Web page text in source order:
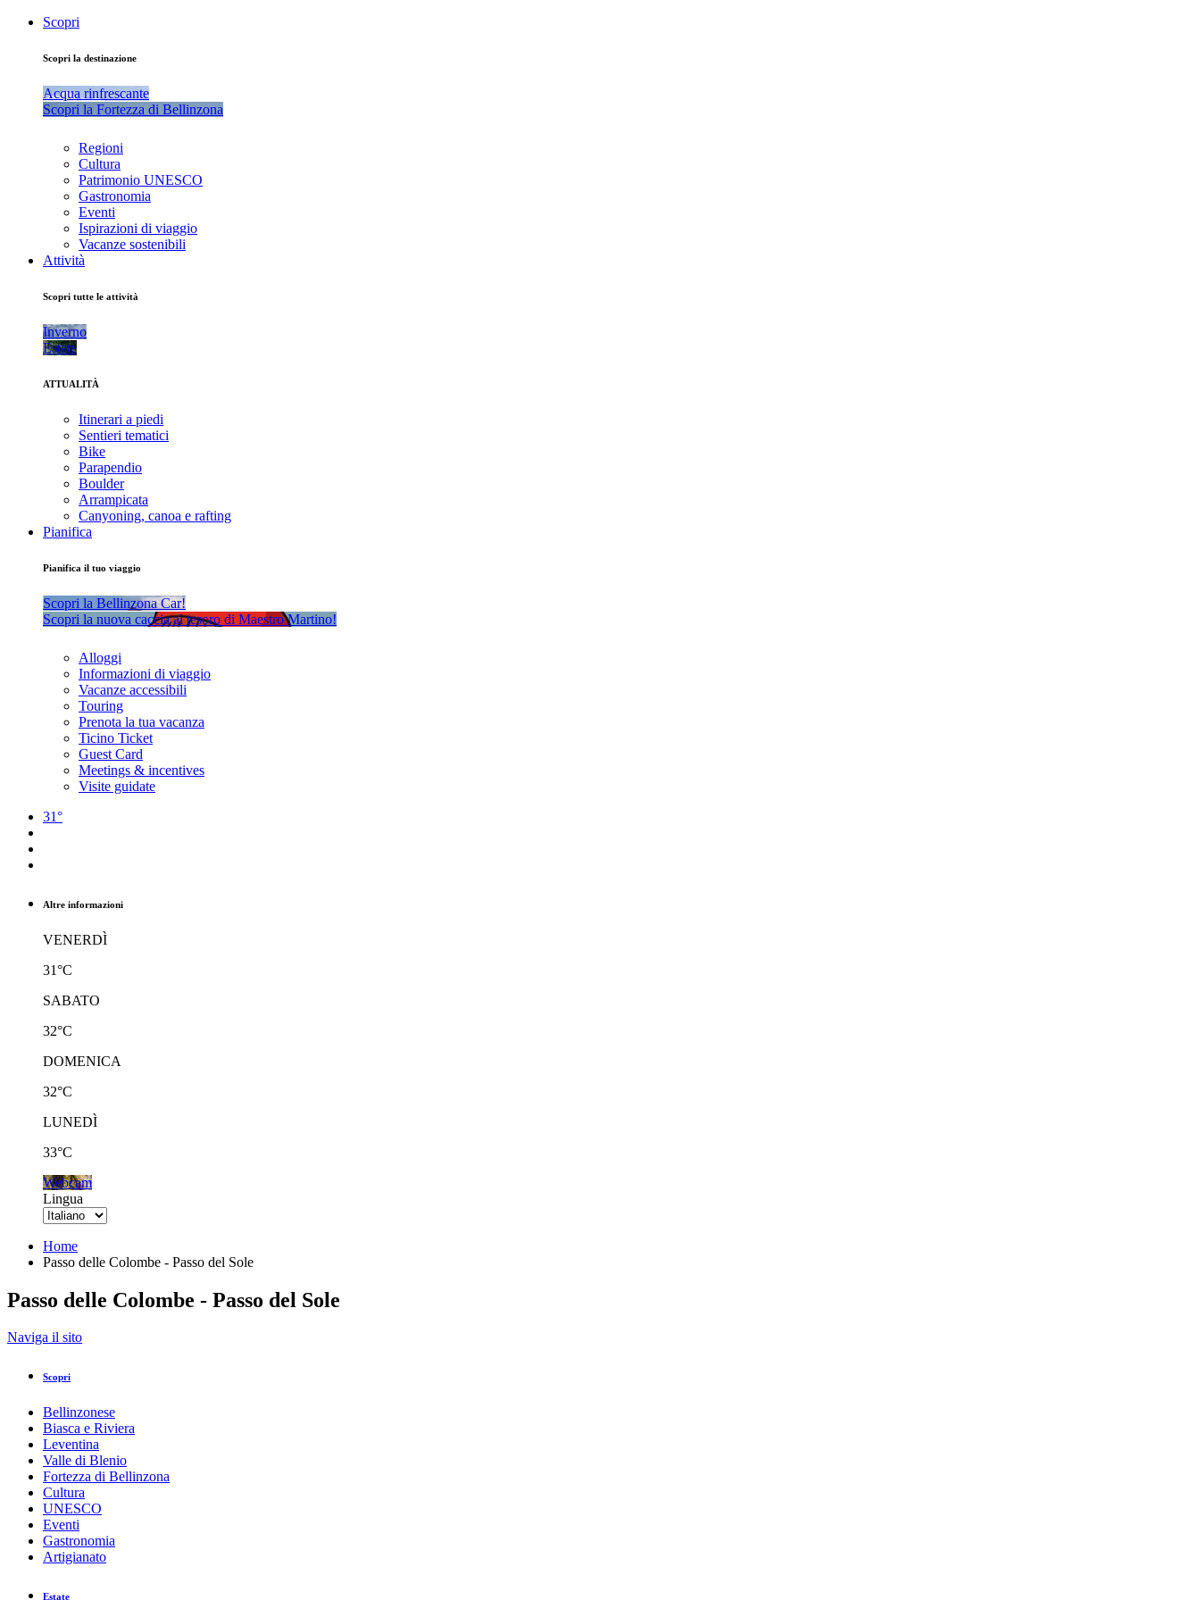
Scopri
Scopri la destinazione
Acqua rinfrescante
Scopri la Fortezza di Bellinzona
Regioni
Cultura
Patrimonio UNESCO
Gastronomia
Eventi
Ispirazioni di viaggio
Vacanze sostenibili
Attività
Scopri tutte le attività
Inverno
Estate
ATTUALITÀ
Itinerari a piedi
Sentieri tematici
Bike
Parapendio
Boulder
Arrampicata
Canyoning, canoa e rafting
Pianifica
Pianifica il tuo viaggio
Scopri la Bellinzona Car!
Scopri la nuova caccia al tesoro di Maestro Martino!
Alloggi
Informazioni di viaggio
Vacanze accessibili
Touring
Prenota la tua vacanza
Ticino Ticket
Guest Card
Meetings & incentives
Visite guidate
31°
Altre informazioni
VENERDÌ
31°C
SABATO
32°C
DOMENICA
32°C
LUNEDÌ
33°C
Webcam
Lingua
Home
Passo delle Colombe - Passo del Sole
Passo delle Colombe - Passo del Sole
Indietro
TopPercorso consigliato
Passo delle Colombe - Passo del Sole
Responsabile del contenuto
Bellinzona e Valli Turismo
View of the Passo del Sole and Campanitt - Lucomagno
Foto: Bellinzona e Valli Turismo
Naviga il sito
Scopri
Bellinzonese
Biasca e Riviera
Leventina
Valle di Blenio
Fortezza di Bellinzona
Cultura
UNESCO
Eventi
Gastronomia
Artigianato
Estate